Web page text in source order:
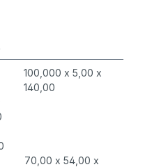
100,000 x 5,00 x
140,00
70,00 x 54,00 x